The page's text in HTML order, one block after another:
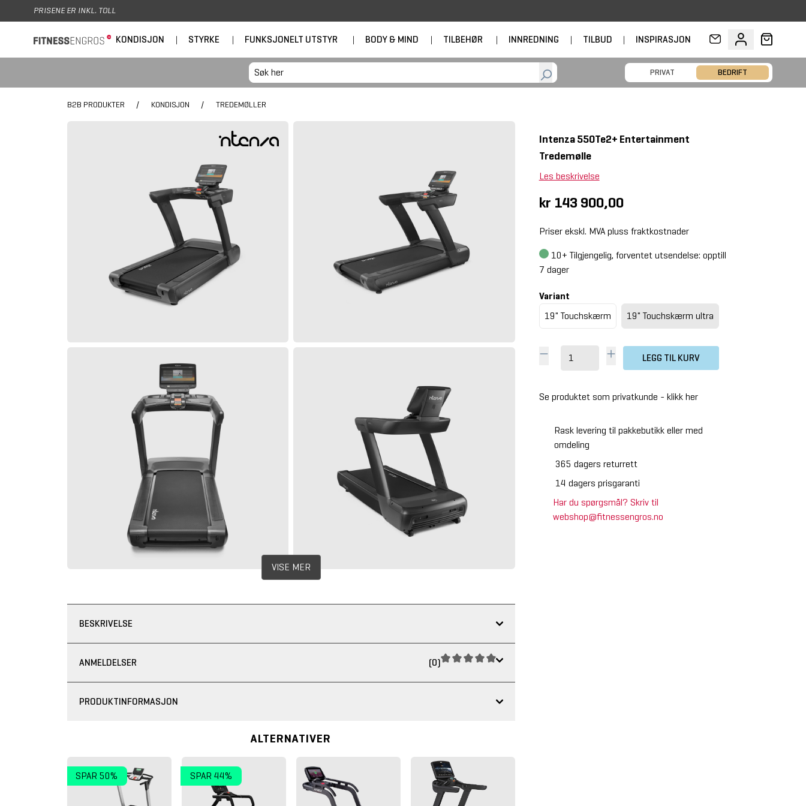
Hopp til hovedinnhold
PRISENE ER INKL. TOLL
KONDISJON | STYRKE | FUNKSJONELT UTSTYR | BODY & MIND | TILBEHØR | INNREDNING | TILBUD | INSPIRASJON
PRIVAT BEDRIFT
B2B PRODUKTER / KONDISJON / TREDEMØLLER
VISE MER
Intenza 550Te2+ Entertainment
Tredemølle
Les beskrivelse
kr 143 900,00
Priser ekskl. MVA pluss fraktkostnader
10+ Tilgjengelig, forventet utsendelse: opptill
7 dager
Variant
19" Touchskærm
19" Touchskærm ultra
LEGG TIL KURV
Se produktet som privatkunde - klikk her
Rask levering til pakkebutikk eller med
omdeling
365 dagers returrett
14 dagers prisgaranti
Har du spørgsmål? Skriv til
webshop@fitnessengros.no
BESKRIVELSE
ANMELDELSER (0)
PRODUKTINFORMASJON
ALTERNATIVER
SPAR 50% SPAR 44%